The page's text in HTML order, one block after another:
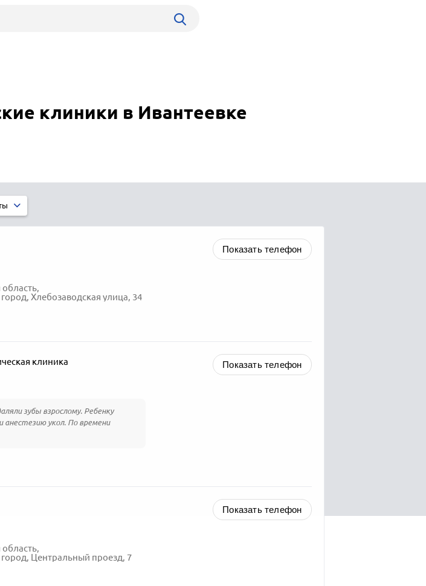
клиники в Ивантеевке
Хлебозаводская улица, 34
Показать телефон
клиника
зубы взрослому. Ребенку
анестезию укол. По времени
Показать телефон
город, Центральный проезд, 7
Показать телефон